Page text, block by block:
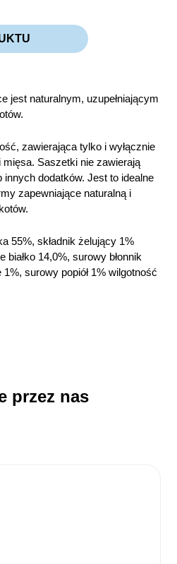
jest naturalnym, uzupełniającym
zawierająca tylko i wyłącznie
Saszetki nie zawierają
dodatków. Jest to idealne
zapewniające naturalną i
55%, składnik żelujący 1%
białko 14,0%, surowy błonnik
surowy popiół 1% wilgotność
przez nas